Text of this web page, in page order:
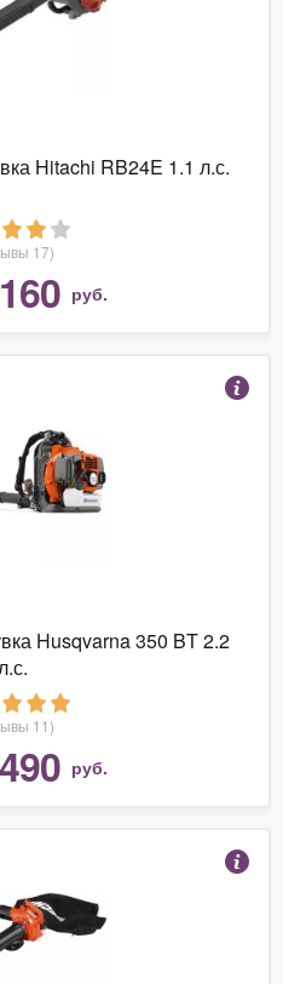
Hitachi RB24E 1.1 л.с.
17)
руб.
Husqvarna 350 BT 2.2
л.с.
11)
руб.